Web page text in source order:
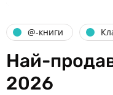
@-книги
Най-
2026